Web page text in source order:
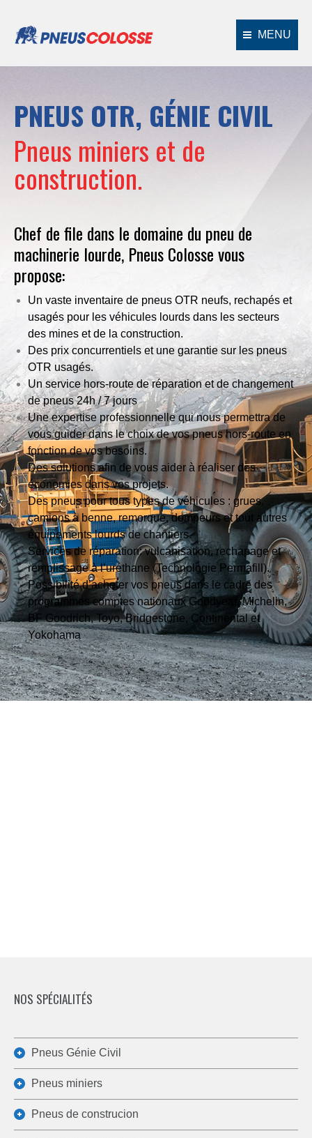
MENU
PNEUS OTR, GÉNIE CIVIL
Pneus miniers et de
construction.
Chef de file dans le domaine du pneu de
machinerie lourde, Pneus Colosse vous
propose:
Un vaste inventaire de pneus OTR neufs, rechapés et
usagés pour les véhicules lourds dans les secteurs
des mines et de la construction.
Des prix concurrentiels et une garantie sur les pneus
OTR usagés.
Un service hors-route de réparation et de changement
de pneus 24h / 7 jours
Une expertise professionnelle qui nous permettra de
vous guider dans le choix de vos pneus hors-route en
fonction de vos besoins.
Des solutions afin de vous aider à réaliser des
économies dans vos projets.
Des pneus pour tous types de véhicules : grues,
camions à benne, remorque, dompeurs et tout autres
équipements lourds de chantiers.
Services de réparation: vulcanisation, rechapage et
remplissage à l’uréthane (Technologie Permafill).
Possibilité d’acheter vos pneus dans le cadre des
programmes comptes nationaux Goodyear, Michelin,
BF Goodrich, Toyo, Bridgestone, Continental et
Yokohama
NOS SPÉCIALITÉS
Pneus Génie Civil
Pneus miniers
Pneus de construcion